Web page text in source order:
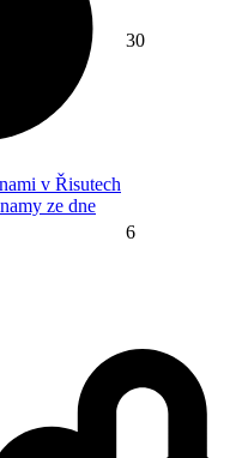
v Řisutech
ze dne
30
6